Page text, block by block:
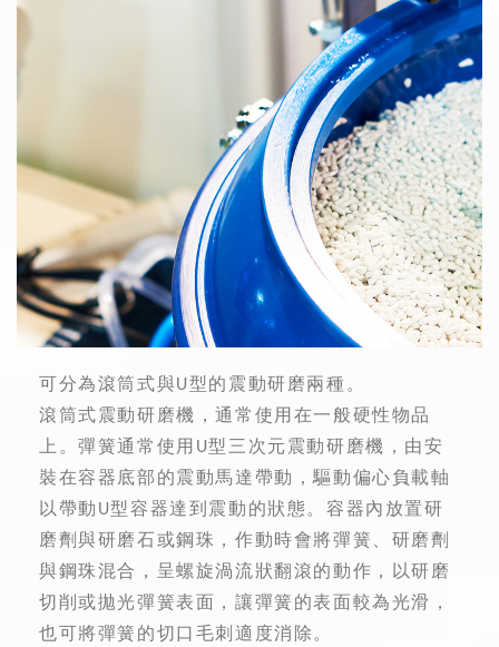
可分為滾筒式與U型的震動研磨兩種。
滾筒式震動研磨機，通常使用在一般硬性物品
上。彈簧通常使用U型三次元震動研磨機，由安
裝在容器底部的震動馬達帶動，驅動偏心負載軸
以帶動U型容器達到震動的狀態。容器內放置研
磨劑與研磨石或鋼珠，作動時會將彈簧、研磨劑
與鋼珠混合，呈螺旋渦流狀翻滾的動作，以研磨
切削或拋光彈簧表面，讓彈簧的表面較為光滑，
也可將彈簧的切口毛刺適度消除。